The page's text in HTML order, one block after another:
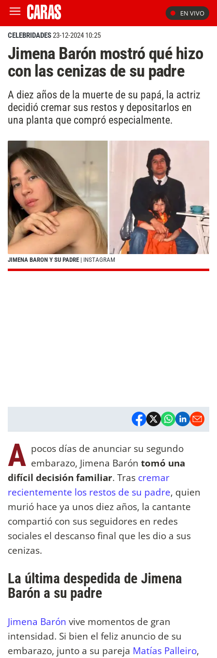
EN VIVO
CELEBRIDADES23-12-2024 10:25
Jimena Barón mostró qué hizo
con las cenizas de su padre
A diez años de la muerte de su papá, la actriz
decidió cremar sus restos y depositarlos en
una planta que compró especialmente.
JIMENA BARON Y SU PADRE | INSTAGRAM
A pocos días de anunciar su segundo
embarazo, Jimena Barón tomó una
difícil decisión familiar. Tras cremar
recientemente los restos de su padre, quien
murió hace ya unos diez años, la cantante
compartió con sus seguidores en redes
sociales el descanso final que les dio a sus
cenizas.
La última despedida de Jimena
Barón a su padre
Jimena Barón vive momentos de gran
intensidad. Si bien el feliz anuncio de su
embarazo, junto a su pareja Matías Palleiro,